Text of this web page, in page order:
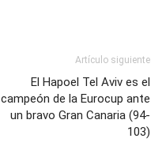
Artículo siguiente
El Hapoel Tel Aviv es el
campeón de la Eurocup ante
un bravo Gran Canaria (94-
103)